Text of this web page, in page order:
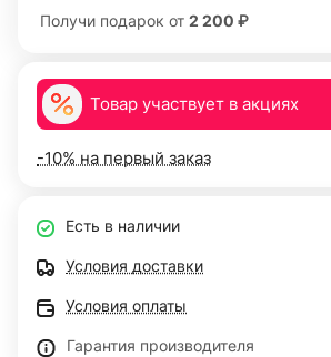
Получи подарок от 2 200 ₽
Товар участвует в акциях
-10% на первый заказ
Есть в наличии
Условия доставки
Условия оплаты
Гарантия производителя